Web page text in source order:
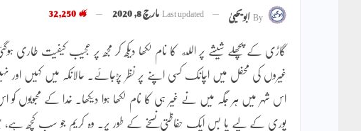
Byابویحییٰ Last updatedمارچ 8, 2020
گاڑی کے پچھلے شیشے پر الله کا نام لکھا دیکھ کر مجھ پر عجیب کیفیت طاری
غیروں کی محفل میں اچانک کسی اپنے پر نظر پڑجائے۔ حالانکہ میں کہیں اور
اس شہر میں ہر جگہ میں نے غیر ہی کا نام لکھا ہوا دیکھا۔ خدا کے محبوبوں کو
پوری کے لیے یا بس ایک حفاظتی نسخے کے طور پر۔ وہ کریم جو سب کچھ ہے،